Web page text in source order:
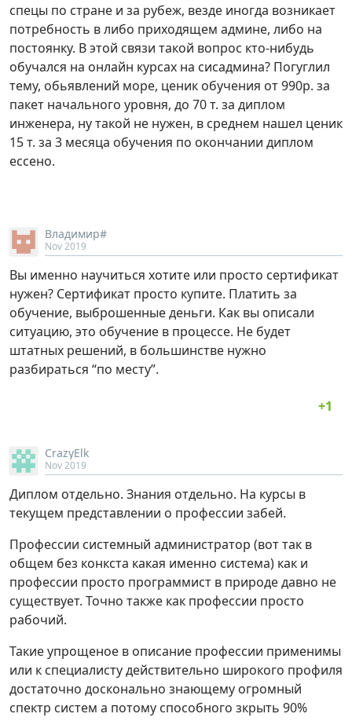
спецы по стране и за рубеж, везде иногда возникает
потребность в либо приходящем админе, либо на
постоянку. В этой связи такой вопрос кто-нибудь
обучался на онлайн курсах на сисадмина? Погуглил
тему, обьявлений море, ценик обучения от 990р. за
пакет начального уровня, до 70 т. за диплом
инженера, ну такой не нужен, в среднем нашел ценик
15 т. за 3 месяца обучения по окончании диплом
ессено.
Владимир#
Nov 2019
Вы именно научиться хотите или просто сертификат
нужен? Сертификат просто купите. Платить за
обучение, выброшенные деньги. Как вы описали
ситуацию, это обучение в процессе. Не будет
штатных решений, в большинстве нужно
разбираться “по месту”.
CrazyElk
Nov 2019
Диплом отдельно. Знания отдельно. На курсы в
текущем представлении о профессии забей.
Профессии системный администратор (вот так в
общем без конкста какая именно система) как и
профессии просто программист в природе давно не
существует. Точно также как профессии просто
рабочий.
Такие упрощеное в описание профессии применимы
или к специалисту действительно широкого профиля
достаточно досконально знающему огромный
спектр систем а потому способного зкрыть 90%